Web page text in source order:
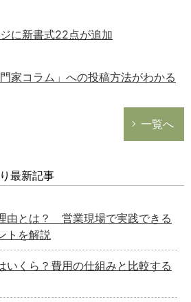
に新書式22点が追加
家コラム」への投稿方法がわかる
一覧へ
最新記事
由とは？ 営業現場で実践できる
トを解説
いくら？費用の仕組みと比較する